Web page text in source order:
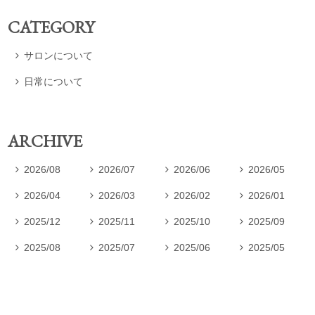
CATEGORY
 サロンについて
 日常について
ARCHIVE
 2026/08  2026/07  2026/06  2026/05
 2026/04  2026/03  2026/02  2026/01
 2025/12  2025/11  2025/10  2025/09
 2025/08  2025/07  2025/06  2025/05